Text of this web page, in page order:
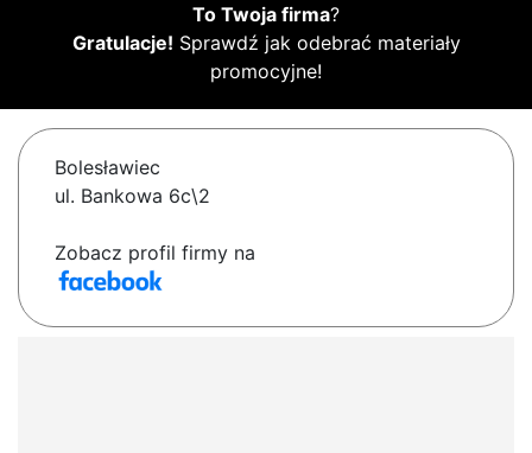
To Twoja firma?
Gratulacje! Sprawdź jak odebrać materiały
promocyjne!
Bolesławiec
ul. Bankowa 6c\2
Zobacz profil firmy na